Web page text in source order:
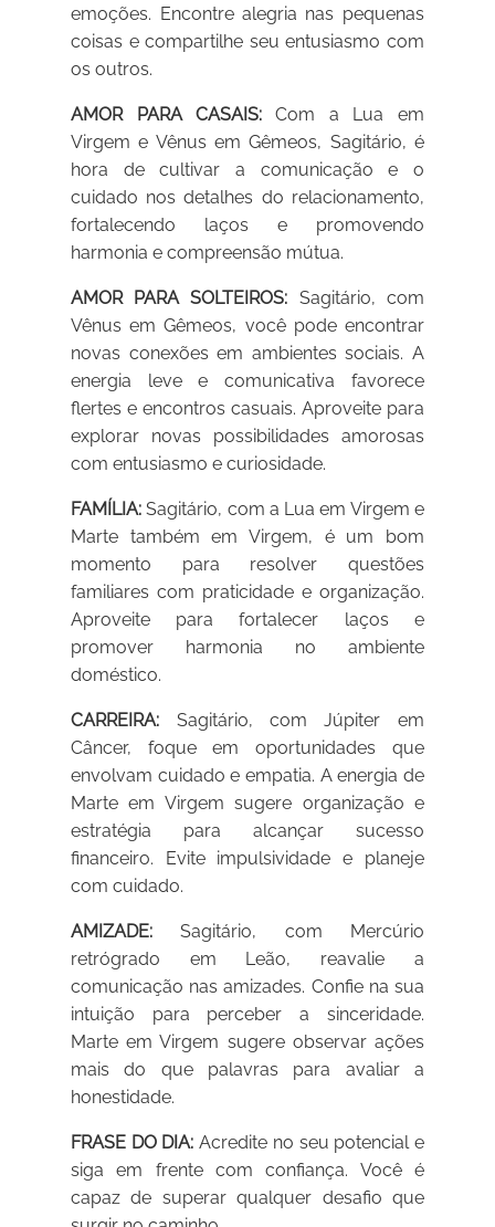
emoções. Encontre alegria nas pequenas
coisas e compartilhe seu entusiasmo com
os outros.
AMOR PARA CASAIS: Com a Lua em
Virgem e Vênus em Gêmeos, Sagitário, é
hora de cultivar a comunicação e o
cuidado nos detalhes do relacionamento,
fortalecendo laços e promovendo
harmonia e compreensão mútua.
AMOR PARA SOLTEIROS: Sagitário, com
Vênus em Gêmeos, você pode encontrar
novas conexões em ambientes sociais. A
energia leve e comunicativa favorece
flertes e encontros casuais. Aproveite para
explorar novas possibilidades amorosas
com entusiasmo e curiosidade.
FAMÍLIA: Sagitário, com a Lua em Virgem e
Marte também em Virgem, é um bom
momento para resolver questões
familiares com praticidade e organização.
Aproveite para fortalecer laços e
promover harmonia no ambiente
doméstico.
CARREIRA: Sagitário, com Júpiter em
Câncer, foque em oportunidades que
envolvam cuidado e empatia. A energia de
Marte em Virgem sugere organização e
estratégia para alcançar sucesso
financeiro. Evite impulsividade e planeje
com cuidado.
AMIZADE: Sagitário, com Mercúrio
retrógrado em Leão, reavalie a
comunicação nas amizades. Confie na sua
intuição para perceber a sinceridade.
Marte em Virgem sugere observar ações
mais do que palavras para avaliar a
honestidade.
FRASE DO DIA: Acredite no seu potencial e
siga em frente com confiança. Você é
capaz de superar qualquer desafio que